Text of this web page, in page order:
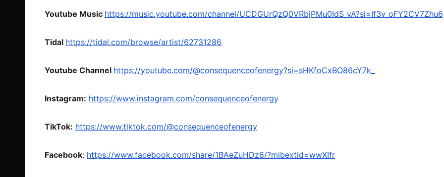
Youtube Music https://music.youtube.com/channel/UCDGUrQzQ0VRbjPMu0IdS_vA?si=If3v_oFY2CV7Zhu6
Tidal https://tidal.com/browse/artist/62731286
Youtube Channel https://youtube.com/@consequenceofenergy?si=sHKfoCxBO86cY7k_
Instagram: https://www.instagram.com/consequenceofenergy
TikTok: https://www.tiktok.com/@consequenceofenergy
Facebook: https://www.facebook.com/share/1BAeZuHDz6/?mibextid=wwXIfr